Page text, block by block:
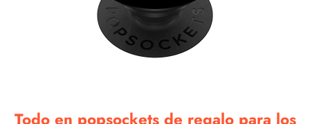
Todo en popsockets de regalo para los